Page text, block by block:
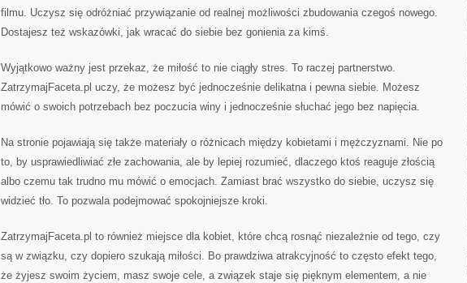
filmu. Uczysz się odróżniać przywiązanie od realnej możliwości zbudowania czegoś nowego.
Dostajesz też wskazówki, jak wracać do siebie bez gonienia za kimś.
Wyjątkowo ważny jest przekaz, że miłość to nie ciągły stres. To raczej partnerstwo.
ZatrzymajFaceta.pl uczy, że możesz być jednocześnie delikatna i pewna siebie. Możesz
mówić o swoich potrzebach bez poczucia winy i jednocześnie słuchać jego bez napięcia.
Na stronie pojawiają się także materiały o różnicach między kobietami i mężczyznami. Nie po
to, by usprawiedliwiać złe zachowania, ale by lepiej rozumieć, dlaczego ktoś reaguje złością
albo czemu tak trudno mu mówić o emocjach. Zamiast brać wszystko do siebie, uczysz się
widzieć tło. To pozwala podejmować spokojniejsze kroki.
ZatrzymajFaceta.pl to również miejsce dla kobiet, które chcą rosnąć niezależnie od tego, czy
są w związku, czy dopiero szukają miłości. Bo prawdziwa atrakcyjność to często efekt tego,
że żyjesz swoim życiem, masz swoje cele, a związek staje się pięknym elementem, a nie